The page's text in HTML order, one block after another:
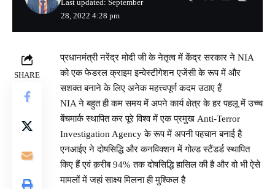
Last updated: September
28, 2022 4:28 pm
SHARE
प्रधानमंत्री नरेंद्र मोदी जी के नेतृत्व में केंद्र सरकार ने NIA
को एक फेडरल क्राइम इन्वेस्टीगेशन एजेंसी के रूप में और
सशक्त बनाने के लिए अनेक महत्त्वपूर्ण कदम उठाए हैं
NIA ने बहुत ही कम समय में अपने कार्य क्षेत्र के हर पहलू में उच्च
बेंचमार्क स्थापित कर पूरे विश्व में एक प्रमुख Anti-Terror
Investigation Agency के रूप में अपनी पहचान बनाई है
एनआईए ने दोषसिद्धि और कनविक्शन में गोल्ड स्टैंडर्ड स्थापित
किए हैं एवं क़रीब 94% तक दोषसिद्धि हासिल की है और वो भी ऐसे
मामलों में जहां साक्ष्य मिलना ही मुश्किल है